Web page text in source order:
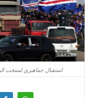
استقبال جماهيري لمنتخب